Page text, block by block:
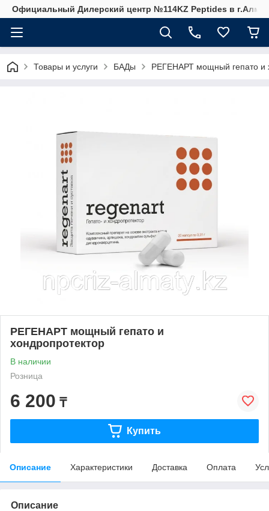
Официальный Дилерский центр №114KZ Peptides в
Товары и услуги БАДы РЕГЕНАРТ мощный гепато и
РЕГЕНАРТ мощный гепато и
хондропротектор
В наличии
Розница
6 200 ₸
Купить
Описание Характеристики Доставка Оплата
Описание